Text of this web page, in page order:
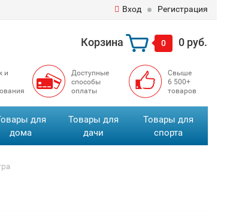
Вход Регистрация
Корзина 0 0 руб.
и
Доступные
способы
оплаты
Свыше
6 500+
товаров
для
дома
Товары для
дачи
Товары для
спорта